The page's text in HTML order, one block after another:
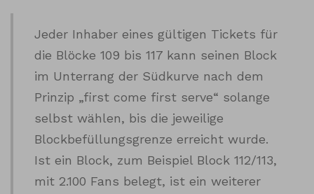
Jeder Inhaber eines gültigen Tickets für
die Blöcke 109 bis 117 kann seinen Block
im Unterrang der Südkurve nach dem
Prinzip „first come first serve“ solange
selbst wählen, bis die jeweilige
Blockbefüllungsgrenze erreicht wurde.
Ist ein Block, zum Beispiel Block 112/113,
mit 2.100 Fans belegt, ist ein weiterer